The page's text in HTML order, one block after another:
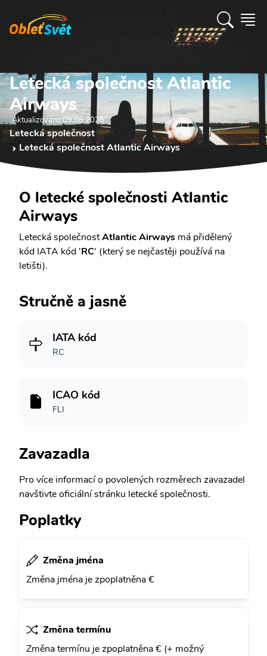
Letecká společnost Atlantic
Airways
Aktualizováno 09.08 2026
Letecká společnost
Letecká společnost Atlantic Airways
O letecké společnosti Atlantic
Airways
Letecká společnostAtlantic Airways má přidělený
kód IATA kód 'RC' (který se nejčastěji používá na
letišti).
Stručně a jasně
IATA kód
RC
ICAO kód
FLI
Zavazadla
Pro více informací o povolených rozměrech zavazadel
navštivte oficiální stránku letecké společnosti.
Poplatky
Změna jména
Změna jména je zpoplatněna €
Změna termínu
Změna termínu je zpoplatněna € (+ možný